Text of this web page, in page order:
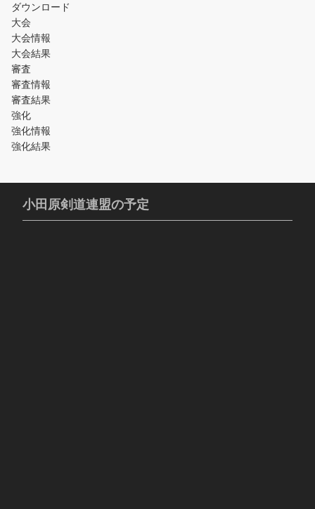
ダウンロード
大会
大会情報
大会結果
審査
審査情報
審査結果
強化
強化情報
強化結果
小田原剣道連盟の予定